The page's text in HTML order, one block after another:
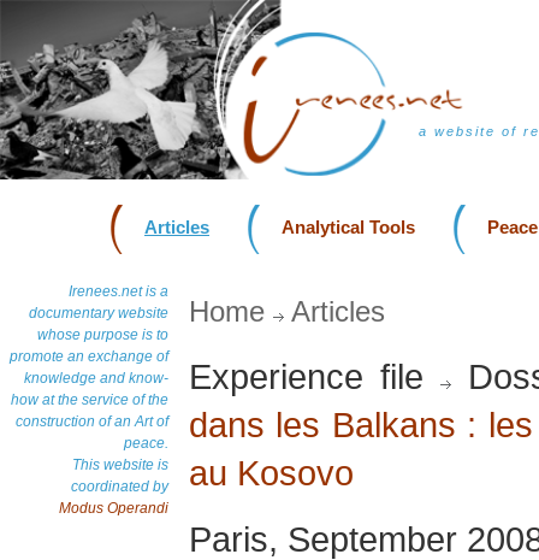
a website of
Articles Analytical Tools
Irenees.net is a
documentary website
whose purpose is to
promote an exchange of
knowledge and know-
how at the service of the
construction of an Art of
peace.
This website is
coordinated by
Modus Operandi
Home Articles
Experience file
dans les Balkans :
au Kosovo
Paris, September